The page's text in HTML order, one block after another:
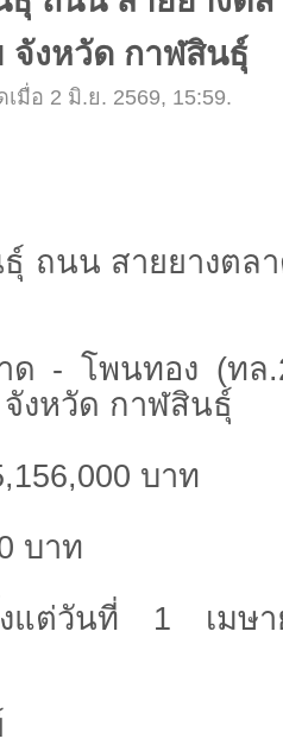
จังหวัด กาฬสินธุ์
มื่อ 2 มิ.ย. 2569, 15:59.
ถนน สายยางตล
ด - โพนทอง (ทล
จังหวัด กาฬสินธุ์
บาท
บาท
ตั้งแต่วันที่ 1 เม